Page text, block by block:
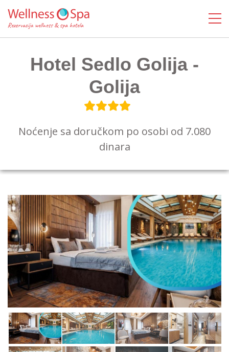
Hotel Sedlo Golija -
Golija
Noćenje sa doručkom po osobi od 7.080
dinara